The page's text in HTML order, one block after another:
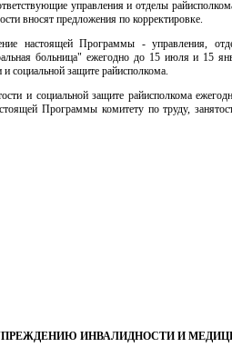
управления и отделы
вносят предложения по корректировке.
настоящей Программы - управления,
больница" ежегодно до 15 июля и 15
социальной защите райисполкома.
и социальной защите райисполкома
Программы комитету по труду,
ИНВАЛИДНОСТИ И